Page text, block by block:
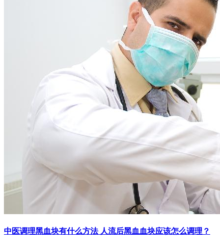
中医调理黑血块有什么方法 人流后黑血血块应该怎么调理？